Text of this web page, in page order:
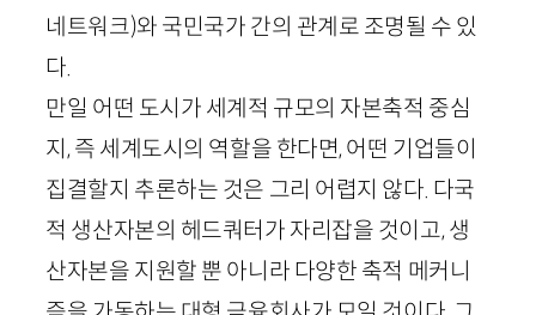
네트워크)와 국민국가 간의 관계로 조명될 수 있
다.
만일 어떤 도시가 세계적 규모의 자본축적 중심
지, 즉 세계도시의 역할을 한다면, 어떤 기업들이
집결할지 추론하는 것은 그리 어렵지 않다. 다국
적 생산자본의 헤드쿼터가 자리잡을 것이고, 생
산자본을 지원할 뿐 아니라 다양한 축적 메커니